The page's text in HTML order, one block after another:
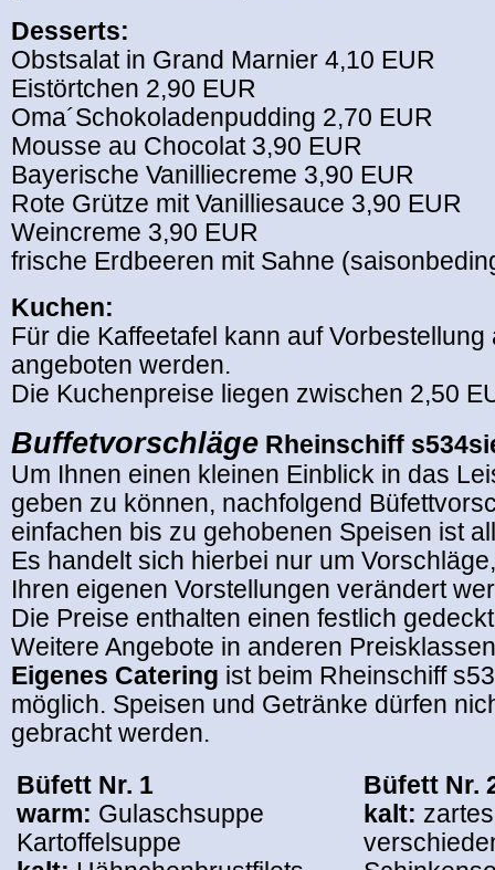
Desserts:
Obstsalat in Grand Marnier 4,10 EUR
Eistörtchen 2,90 EUR
Oma´Schokoladenpudding 2,70 EUR
Mousse au Chocolat 3,90 EUR
Bayerische Vanilliecreme 3,90 EUR
Rote Grütze mit Vanilliesauce 3,90 EUR
Weincreme 3,90 EUR
frische Erdbeeren mit Sahne
Kuchen:
Für die Kaffeetafel kann auf Vorbestellung
angeboten werden.
Die Kuchenpreise liegen zwischen 2,50
Buffetvorschläge Rheinschiff
Um Ihnen einen kleinen Einblick in das
geben zu können, nachfolgend
einfachen bis zu gehobenen Speisen ist
Es handelt sich hierbei nur um
Ihren eigenen Vorstellungen verändert
Die Preise enthalten einen festlich
Weitere Angebote in anderen
Eigenes Catering ist beim Rheinschiff
möglich. Speisen und Getränke dürfen
gebracht werden.
Büfett Nr. 1
warm: Gulaschsuppe
Kartoffelsuppe
Büfett Nr.
kalt: